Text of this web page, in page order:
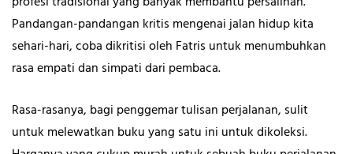
Pandangan-pandangan kritis mengenai jalan hidup kita
sehari-hari, coba dikritisi oleh Fatris untuk menumbuhkan
rasa empati dan simpati dari pembaca.
Rasa-rasanya, bagi penggemar tulisan perjalanan, sulit
untuk melewatkan buku yang satu ini untuk dikoleksi.